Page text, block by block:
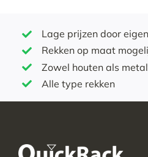
Lage prijzen door
Rekken op maat
Zowel houten als
Alle type rekken